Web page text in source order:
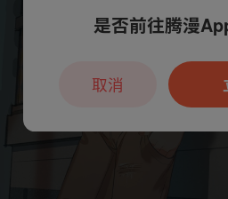
本章节仅支持App阅读
户7天免费
是否前往腾漫
取消